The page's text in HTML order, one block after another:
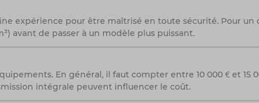
expérience pour être maîtrisé en toute sécurité. Pour
avant de passer à un modèle plus puissant.
En général, il faut compter entre 10 000 € et 15
intégrale peuvent influencer le coût.